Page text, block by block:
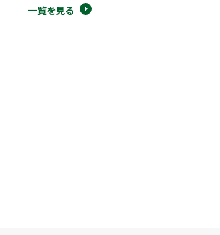
一覧を見る